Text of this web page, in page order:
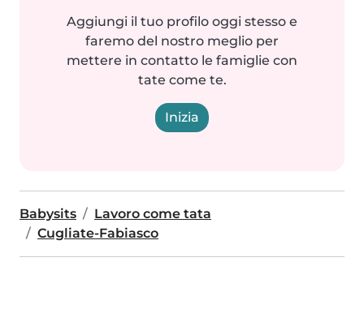
Aggiungi il tuo profilo oggi stesso e
faremo del nostro meglio per
mettere in contatto le famiglie con
tate come te.
Inizia
Babysits
Lavoro come tata
Cugliate-Fabiasco